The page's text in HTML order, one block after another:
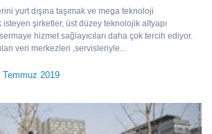
yurt dışına taşımak ve mega teknoloji
şirketler, üst düzey teknolojik altyapı
hizmet sağlayıcıları daha çok tercih ediyor.
veri merkezleri ,servisleriyle...
Temmuz 2019